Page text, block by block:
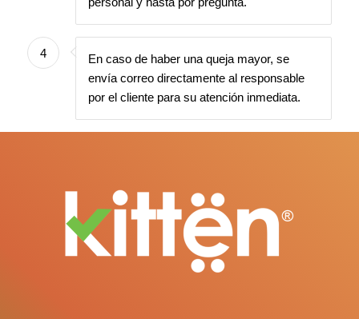
4
En caso de haber una queja mayor, se
envía correo directamente al responsable
por el cliente para su atención inmediata.